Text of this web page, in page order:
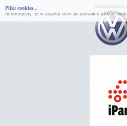
Pliki cookies...
Informujemy, że w naszym serwisie używamy plików
Znajdujesz się